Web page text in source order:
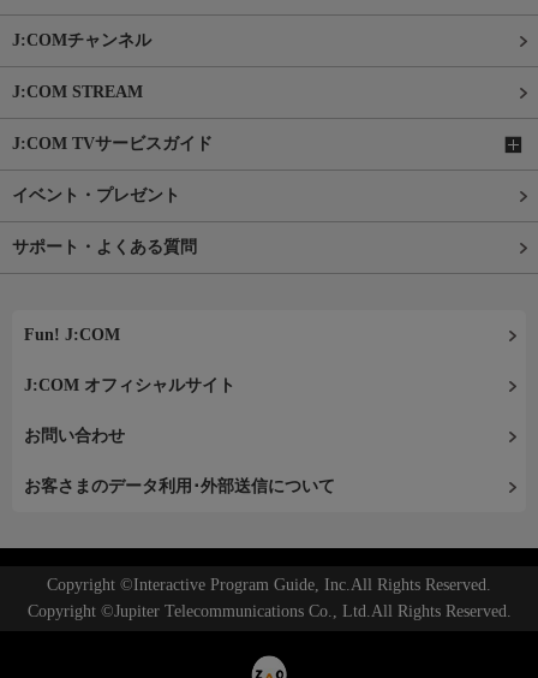
J:COMチャンネル
J:COM STREAM
J:COM TVサービスガイド
イベント・プレゼント
サポート・よくある質問
Fun! J:COM
J:COM オフィシャルサイト
お問い合わせ
お客さまのデータ利用･外部送信について
Copyright ©Interactive Program Guide, Inc.All Rights Reserved.
Copyright ©Jupiter Telecommunications Co., Ltd.All Rights Reserved.